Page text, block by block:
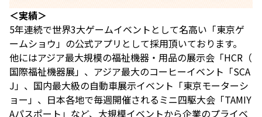
＜実績＞
5年連続で世界3大ゲームイベントとして名高い「東京ゲ
ームショウ」の公式アプリとして採用頂いております。
他にはアジア最大規模の福祉機器・用品の展示会「HCR（
国際福祉機器展」、アジア最大のコーヒーイベント「SCA
J」、国内最大級の自動車展示イベント「東京モーターシ
ョー」、日本各地で毎週開催されるミニ四駆大会「TAMIY
Aパスポート」など、大規模イベントから企業のプライベ